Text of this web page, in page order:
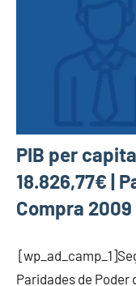
PIB per
18.826,77€ |
Compra 2009
Paridades de Poder